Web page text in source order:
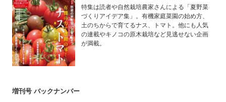
特集は読者や自然栽培農家さんによる「夏野菜
づくりアイデア集」。有機家庭菜園の始め方、
土のちからで育てるナス、トマト。他にも人気
の連載やキノコの原木栽培など見逃せない企画
が満載。
増刊号 バックナンバー